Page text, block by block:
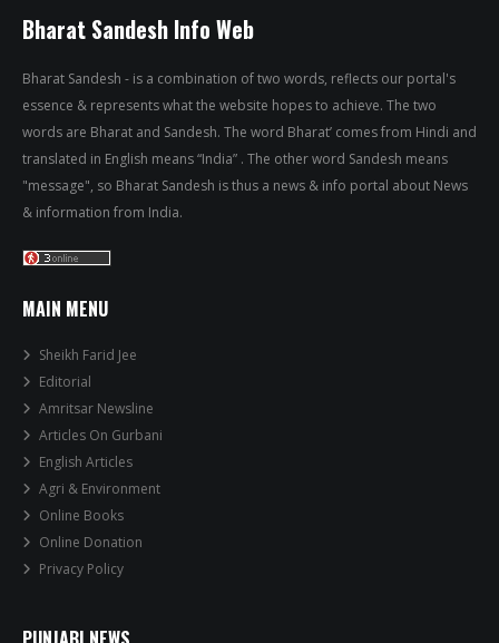
Bharat Sandesh Info Web
Bharat Sandesh - is a combination of two words, reflects our portal's
essence & represents what the website hopes to achieve. The two
words are Bharat and Sandesh. The word Bharat’ comes from Hindi and
translated in English means “India” . The other word Sandesh means
"message", so Bharat Sandesh is thus a news & info portal about News
& information from India.
MAIN MENU
Sheikh Farid Jee
Editorial
Amritsar Newsline
Articles On Gurbani
English Articles
Agri & Environment
Online Books
Online Donation
Privacy Policy